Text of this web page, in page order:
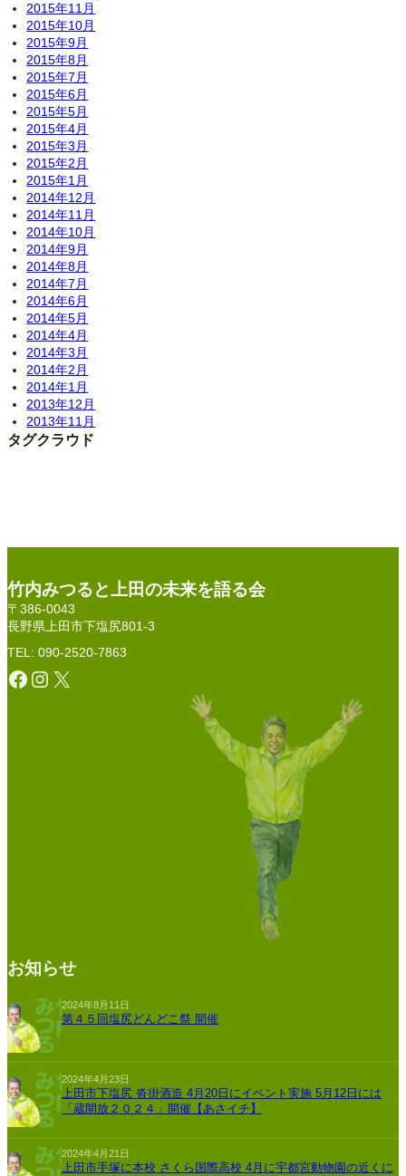
2015年11月
2015年10月
2015年9月
2015年8月
2015年7月
2015年6月
2015年5月
2015年4月
2015年3月
2015年2月
2015年1月
2014年12月
2014年11月
2014年10月
2014年9月
2014年8月
2014年7月
2014年6月
2014年5月
2014年4月
2014年3月
2014年2月
2014年1月
2013年12月
2013年11月
タグクラウド
竹内みつると上田の未来を語る会
〒386-0043
長野県上田市下塩尻801-3
TEL: 090-2520-7863
Facebook Instagram X
お知らせ
2024年8月11日
第４５回塩尻どんどこ祭 開催
2024年4月23日
上田市下塩尻 沓掛酒造 4月20日にイベント実施 5月12日には
「蔵開放２０２４」開催【あさイチ】
2024年4月21日
上田市手塚に本校 さくら国際高校 4月に宇都宮動物園の近くに